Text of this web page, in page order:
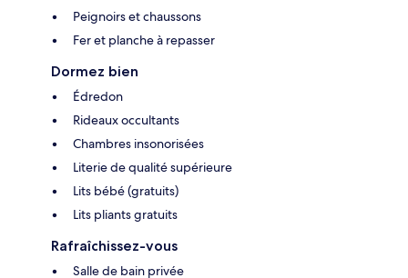
Peignoirs et chaussons
Fer et planche à repasser
Dormez bien
Édredon
Rideaux occultants
Chambres insonorisées
Literie de qualité supérieure
Lits bébé (gratuits)
Lits pliants gratuits
Rafraîchissez-vous
Salle de bain privée